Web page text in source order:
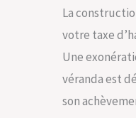
La
votre taxe
Une
véranda est
son